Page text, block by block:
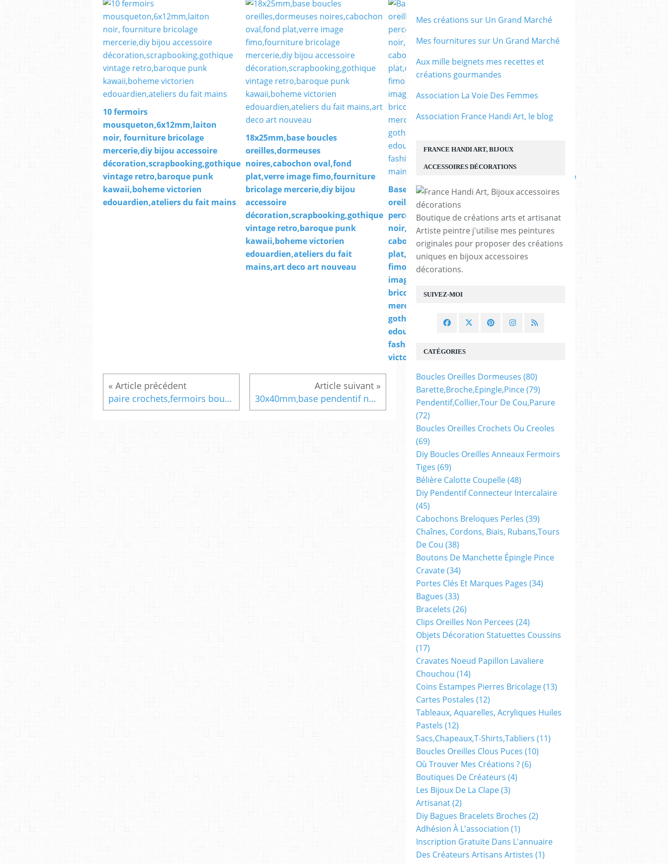
10 fermoirs
mousqueton,6x12mm,laiton
noir, fourniture bricolage
mercerie,diy bijou accessoire
décoration,scrapbooking,gothique
vintage retro,baroque punk
kawaii,boheme victorien
edouardien,ateliers du fait mains
18x25mm,base boucles
oreilles,dormeuses
noires,cabochon oval,fond
plat,verre image fimo,fourniture
bricolage mercerie,diy bijou
accessoire
décoration,scrapbooking,gothique
vintage retro,baroque punk
kawaii,boheme victorien
edouardien,ateliers du fait
mains,art deco art nouveau
Base clip boucle
oreille non
percée,laiton
noir,collage
cabochon rond,fond
plat,dia 12mm,verre
fimo
image,fourniture
bricolage
mercerie,diy bijou
gothique
edouardien,boheme
fashion
victorien,fait mains
25mm argent 925,diy
boucle oreille
percée,fermoir,fourniture
bricolage mercerie,diy
boheme,hippie,boho
bobo,punk,baroque
rococo,ceremonie
mariage evenement
paire crochets,fermoirs boucle oreille percée,20mm,argent poinçon 925 sterling,avec perle ronde,fourniture bricolage mercerie,diy bijou accessoire décoration,scrapbooking,gothique vintage retro,baroque punk kawaii,boheme victorien edouardien,ateliers du fait mains,art deco art nouveau 30x40mm,base pendentif noir,bordure reliefs motifs,gros anneau cordon chaine,collage cabochon oval plat,image verre fimo,fourniture bricolage mercerie,diy bijou accessoire décoration,scrapbooking,gothique vintage retro,baroque punk kawaii,boheme victorien edouardien,ateliers du fait mains,art deco art nouveau
SUIVEZ-MOI
FRANCE HANDI ART, BIJOUX
ACCESSOIRES DÉCORATIONS
Boutique de créations arts et artisanat
Artiste peintre j'utilise mes peintures
originales pour proposer des créations
uniques en bijoux accessoires
décorations.
CATÉGORIES
Boucles Oreilles Dormeuses (80)
Barette,broche,epingle,pince(79)
Pendentif,collier,tour De Cou,parure
(72)
Boucles Oreilles Crochets Ou Creoles
(69)
Diy Boucles Oreilles Anneaux Fermoirs
Tiges (69)
Bélière Calotte Coupelle(48)
Diy Pendentif Connecteur Intercalaire
(45)
Cabochons Breloques Perles (39)
Chaînes, Cordons, Biais, Rubans,tours
De Cou (38)
Boutons De Manchette Épingle Pince
Cravate(34)
Portes Clés Et Marques Pages (34)
Bagues (33)
Bracelets (26)
Clips Oreilles Non Percees (24)
Objets Décoration Statuettes Coussins
(17)
Cravates Noeud Papillon Lavaliere
Chouchou (14)
Coins Estampes Pierres Bricolage(13)
Cartes Postales (12)
Tableaux, Aquarelles, Acryliques Huiles
Pastels (12)
Sacs,chapeaux,t-Shirts,tabliers (11)
Boucles Oreilles Clous Puces (10)
Où Trouver Mes Créations ?(6)
Boutiques De Créateurs (4)
Les Bijoux De La Clape(3)
Artisanat(2)
Diy Bagues Bracelets Broches (2)
Adhésion À L'association (1)
Inscription Gratuite Dans L'annuaire
Des Créateurs Artisans Artistes (1)
Mes créations sur Un Grand Marché
Mes fournitures sur Un Grand Marché
Aux mille beignets mes recettes et
créations gourmandes
Association La Voie Des Femmes
Association France Handi Art, le blog